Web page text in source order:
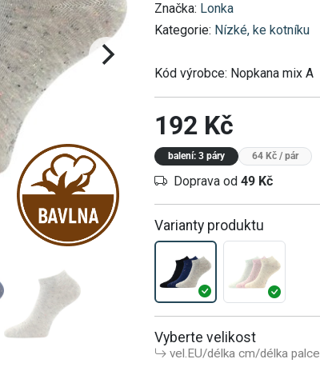
Značka: Lonka
Kategorie: Nízké, ke kotníku
Kód výrobce: Nopkana mix A
192 Kč
balení: 3 páry 64 Kč / pár
Doprava od 49 Kč
Varianty produktu
Vyberte velikost
vel.EU/délka cm/délka palce